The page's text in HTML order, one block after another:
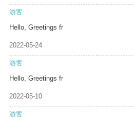
游客
Hello, Greetings fr
2022-05-24
游客
Hello, Greetings fr
2022-05-10
游客